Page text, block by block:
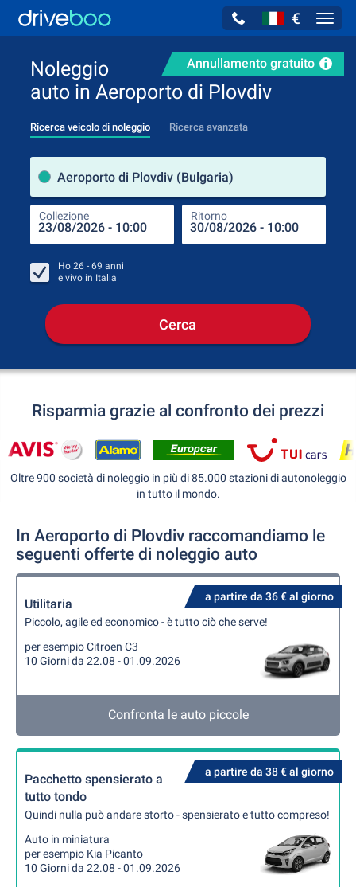
€
Annullamento gratuito
Noleggio
auto in Aeroporto di Plovdiv
Ricerca veicolo di noleggio Ricerca avanzata
Aeroporto di Plovdiv (Bulgaria)
Collezione Ritorno
Ho 26 - 69 anni
e vivo in Italia
Cerca
Risparmia grazie al confronto dei prezzi
Oltre 900 società di noleggio in più di 85.000 stazioni di autonoleggio
in tutto il mondo.
In Aeroporto di Plovdiv raccomandiamo le
seguenti offerte di noleggio auto
a partire da 36 € al giorno
Utilitaria
Piccolo, agile ed economico - è tutto ciò che serve!
per esempio Citroen C3
10 Giorni da 22.08 - 01.09.2026
Confronta le auto piccole
a partire da 38 € al giorno
Pacchetto spensierato a
tutto tondo
Quindi nulla può andare storto - spensierato e tutto compreso!
Auto in miniatura
per esempio Kia Picanto
10 Giorni da 22.08 - 01.09.2026